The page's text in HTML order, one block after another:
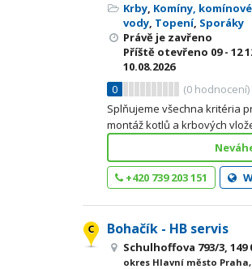
Krby, Komíny,
vody, Topení, Sporáky
Právě je zavřeno
Příště otevřeno 09 - 12
10.08.2026
0
(0 hodnocení)
Splňujeme všechna kritéria
montáž kotlů a krbových
+420 739 203 151
Bohačík - HB servis
Schulhoffova 793/3, 149
okres Hlavní město